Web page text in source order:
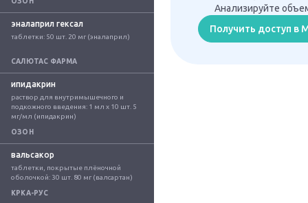
эналаприл гексал
таблетки: 50 шт. 20 мг (эналаприл)
САЛЮТАС ФАРМА
ипидакрин
раствор для внутримышечного и
подкожного введения: 1 мл x 10 шт. 5
мг/мл (ипидакрин)
ОЗОН
вальсакор
таблетки, покрытые плёночной
оболочкой: 30 шт. 80 мг (валсартан)
КРКА-РУС
Анализируйте
Получить доступ в